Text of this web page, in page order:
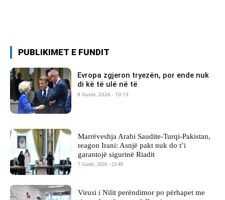
PUBLIKIMET E FUNDIT
Evropa zgjeron tryezën, por ende nuk
di kë të ulë në të
8 Gusht, 2026 - 10:13
Marrëveshja Arabi Saudite-Turqi-Pakistan,
reagon Irani: Asnjë pakt nuk do t’i
garantojë sigurinë Riadit
7 Gusht, 2026 - 23:49
Virusi i Nilit perëndimor po përhapet me